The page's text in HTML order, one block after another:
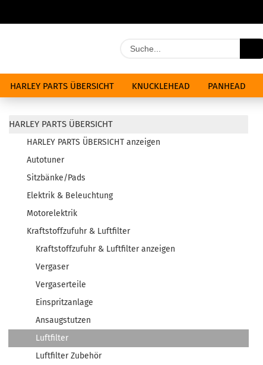
HARLEY PARTS ÜBERSICHT KNUCKLEHEAD PANHEAD
HARLEY PARTS ÜBERSICHT
HARLEY PARTS ÜBERSICHT anzeigen
Autotuner
Sitzbänke/Pads
Elektrik & Beleuchtung
Motorelektrik
Kraftstoffzufuhr & Luftfilter
Kraftstoffzufuhr & Luftfilter anzeigen
Vergaser
Vergaserteile
Einspritzanlage
Ansaugstutzen
Luftfilter
Luftfilter Zubehör